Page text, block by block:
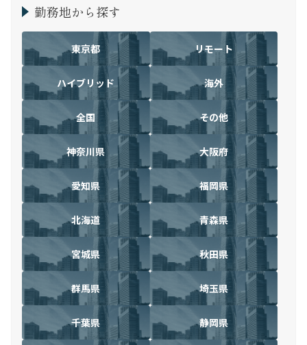
勤務地から探す
東京都 リモート
ハイブリッド 海外
全国 その他
神奈川県 大阪府
愛知県 福岡県
北海道 青森県
宮城県 秋田県
群馬県 埼玉県
千葉県 静岡県